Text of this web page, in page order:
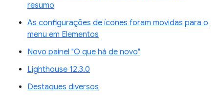
resumo
As configurações de ícones foram movidas para o
menu em Elementos
Novo painel "O que há de novo"
Lighthouse 12.3.0
Destaques diversos